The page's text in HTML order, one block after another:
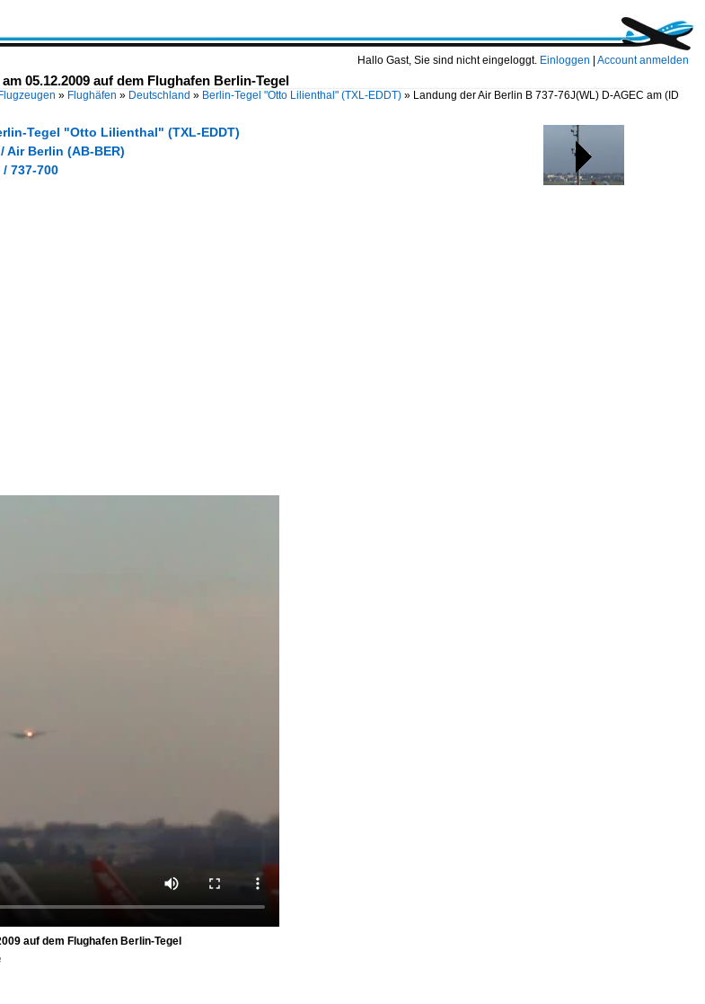
Hallo Gast, Sie sind nicht eingeloggt. Einloggen Account anmelden
05.12.2009 auf dem Flughafen Berlin-Tegel
» Flughäfen » Deutschland » Berlin-Tegel "Otto Lilienthal" (TXL-EDDT) » Landung der Air Berlin B 737-76J(WL) D-AGEC am (ID
Tegel "Otto Lilienthal" (TXL-EDDT)
Air Berlin (AB-BER)
737-700
auf dem Flughafen Berlin-Tegel